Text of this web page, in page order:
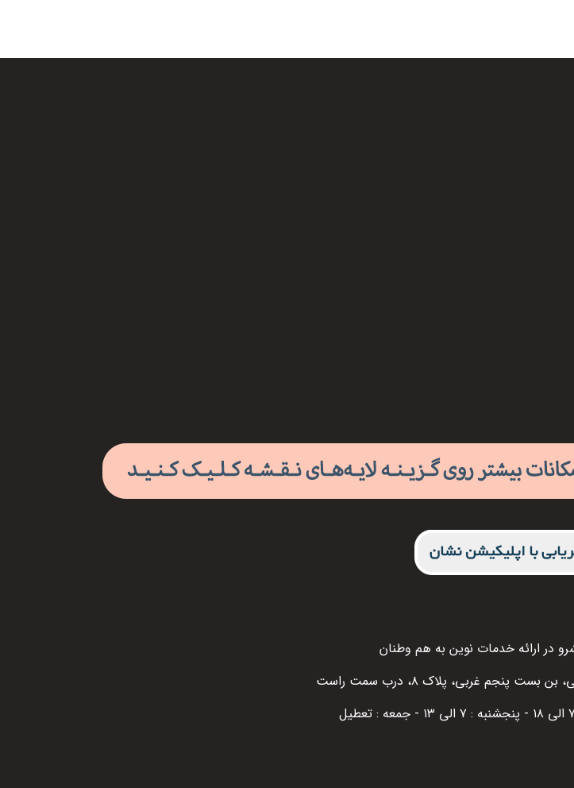
در ارائه خدمات نوین به هم وطنان
پنجم غربی، پلاک ۸، درب سمت راست